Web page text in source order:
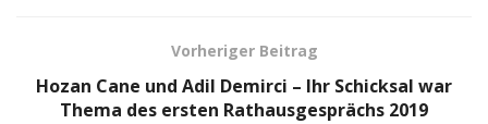
Vorheriger Beitrag
Hozan Cane und Adil Demirci – Ihr Schicksal war
Thema des ersten Rathausgesprächs 2019